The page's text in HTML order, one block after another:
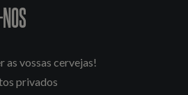
NOS
as vossas cervejas!
privados